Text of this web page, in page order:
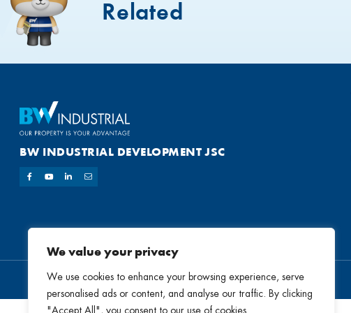
We value your privacy
We use cookies to enhance your browsing experience, serve
personalised ads or content, and analyse our traffic. By clicking
"Accept All", you consent to our use of cookies.
Related
BW INDUSTRIAL DEVELOPMENT JSC